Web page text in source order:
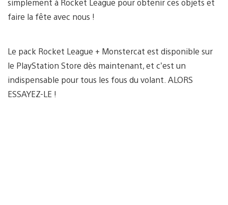
faire la fête avec nous !
Le pack Rocket League + Monstercat est disponible sur
le PlayStation Store dès maintenant, et c’est un
indispensable pour tous les fous du volant. ALORS
ESSAYEZ-LE !